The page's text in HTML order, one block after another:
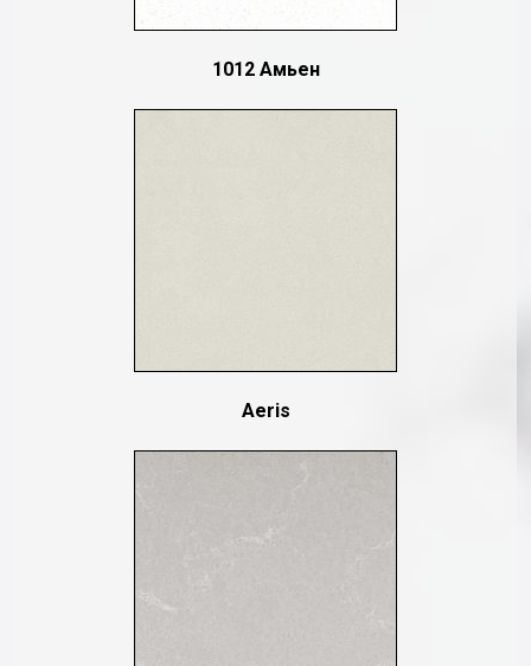
1012 Амьен
Aeris